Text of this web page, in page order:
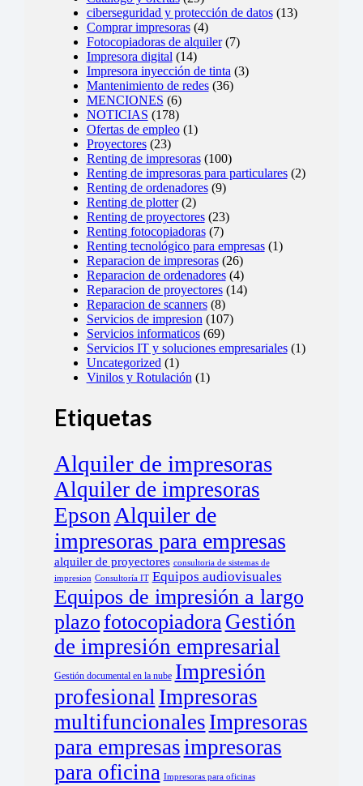
ciberseguridad y protección de datos(13)
Comprar impresoras(4)
Fotocopiadoras de alquiler(7)
Impresora digital(14)
Impresora inyección de tinta(3)
Mantenimiento de redes(36)
MENCIONES (6)
NOTICIAS (178)
Ofertas de empleo(1)
Proyectores(23)
Renting de impresoras(100)
Renting de impresoras para particulares(2)
Renting de ordenadores(9)
Renting de plotter(2)
Renting de proyectores(23)
Renting fotocopiadoras(7)
Renting tecnológico para empresas(1)
Reparacion de impresoras(26)
Reparacion de ordenadores(4)
Reparacion de proyectores(14)
Reparacion de scanners(8)
Servicios de impresion(107)
Servicios informaticos(69)
Servicios IT y soluciones empresariales(1)
Uncategorized(1)
Vinilos y Rotulación(1)
Etiquetas
Alquiler de impresoras
Alquiler de impresoras
Epson Alquiler de
impresoras para empresas
alquiler de proyectores consultoria de sistemas de
impresion Consultoría IT Equipos audiovisuales
Equipos de impresión a largo
plazofotocopiadora Gestión
de impresión empresarial
Gestión documental en la nube Impresión
profesional Impresoras
multifuncionales Impresoras
para empresas impresoras
para oficina Impresoras para oficinas